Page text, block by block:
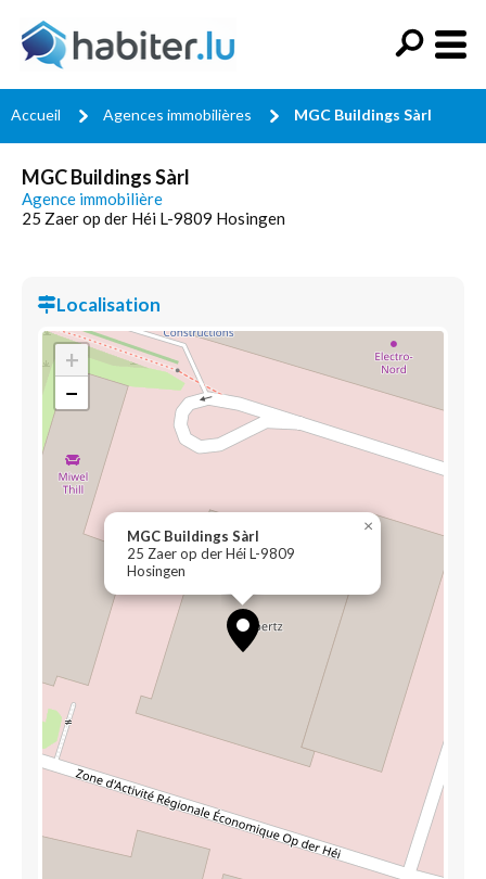
Accueil Agences immobilières MGC Buildings Sàrl
MGC Buildings Sàrl
Agence immobilière
25 Zaer op der Héi L-9809 Hosingen
Localisation
MGC Buildings Sàrl
25 Zaer op der Héi L-9809
Hosingen
×
+
−